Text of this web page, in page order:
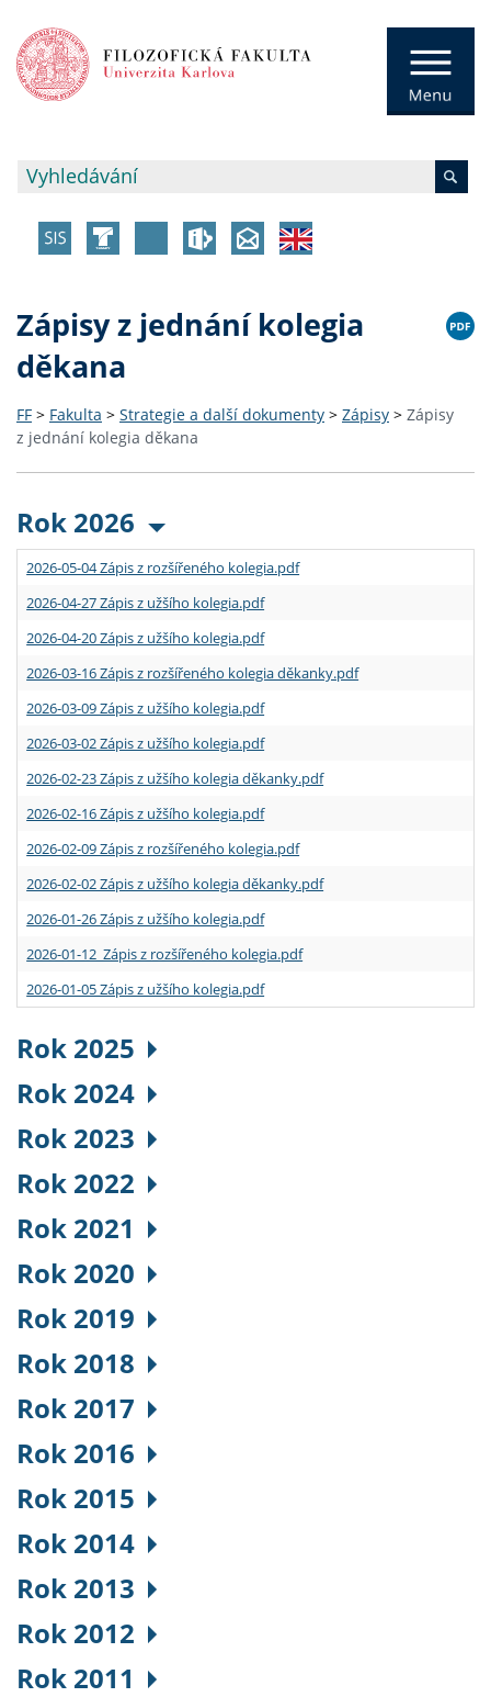
Zápisy z jednání kolegia
děkana
FF > Fakulta > Strategie a další dokumenty > Zápisy > Zápisy
z jednání kolegia děkana
Rok 2026
2026-05-04 Zápis z rozšířeného kolegia.pdf
2026-04-27 Zápis z užšího kolegia.pdf
2026-04-20 Zápis z užšího kolegia.pdf
2026-03-16 Zápis z rozšířeného kolegia děkanky.pdf
2026-03-09 Zápis z užšího kolegia.pdf
2026-03-02 Zápis z užšího kolegia.pdf
2026-02-23 Zápis z užšího kolegia děkanky.pdf
2026-02-16 Zápis z užšího kolegia.pdf
2026-02-09 Zápis z rozšířeného kolegia.pdf
2026-02-02 Zápis z užšího kolegia děkanky.pdf
2026-01-26 Zápis z užšího kolegia.pdf
2026-01-12 Zápis z rozšířeného kolegia.pdf
2026-01-05 Zápis z užšího kolegia.pdf
Rok 2025
Rok 2024
Rok 2023
Rok 2022
Rok 2021
Rok 2020
Rok 2019
Rok 2018
Rok 2017
Rok 2016
Rok 2015
Rok 2014
Rok 2013
Rok 2012
Rok 2011